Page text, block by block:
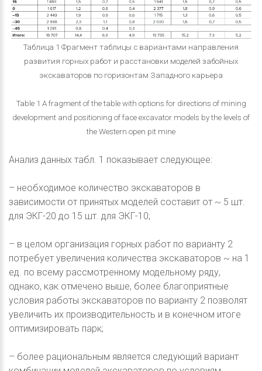
Таблица 1 Фрагмент таблицы с вариантами направления
развития горных работ и расстановки моделей забойных
экскаваторов по горизонтам Западного карьера
Table 1 A fragment of the table with options for directions of mining
development and positioning of face excavator models by the levels of
the Western open pit mine
Анализ данных табл. 1 показывает следующее:
– необходимое количество экскаваторов в
зависимости от принятых моделей составит от ~ 5 шт.
для ЭКГ-20 до 15 шт. для ЭКГ-10;
– в целом организация горных работ по варианту 2
потребует увеличения количества экскаваторов ~ на 1
ед. по всему рассмотренному модельному ряду,
однако, как отмечено выше, более благоприятные
условия работы экскаваторов по варианту 2 позволят
увеличить их производительность и в конечном итоге
оптимизировать парк;
– более рациональным является следующий вариант